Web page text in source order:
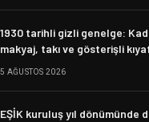
1930 tarihli gizli genelge:
makyaj, takı ve gösterişli
5 AĞUSTOS 2026
EŞİK kuruluş yıl dönümünde